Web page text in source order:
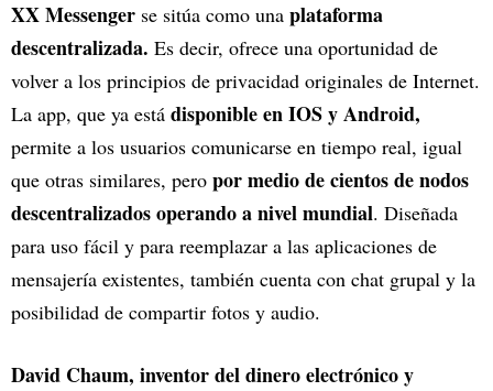
XX Messenger se sitúa como una plataforma
descentralizada. Es decir, ofrece una oportunidad de
volver a los principios de privacidad originales de Internet.
La app, que ya está disponible en IOS y Android,
permite a los usuarios comunicarse en tiempo real, igual
que otras similares, pero por medio de cientos de nodos
descentralizados operando a nivel mundial. Diseñada
para uso fácil y para reemplazar a las aplicaciones de
mensajería existentes, también cuenta con chat grupal y la
posibilidad de compartir fotos y audio.
David Chaum, inventor del dinero electrónico y